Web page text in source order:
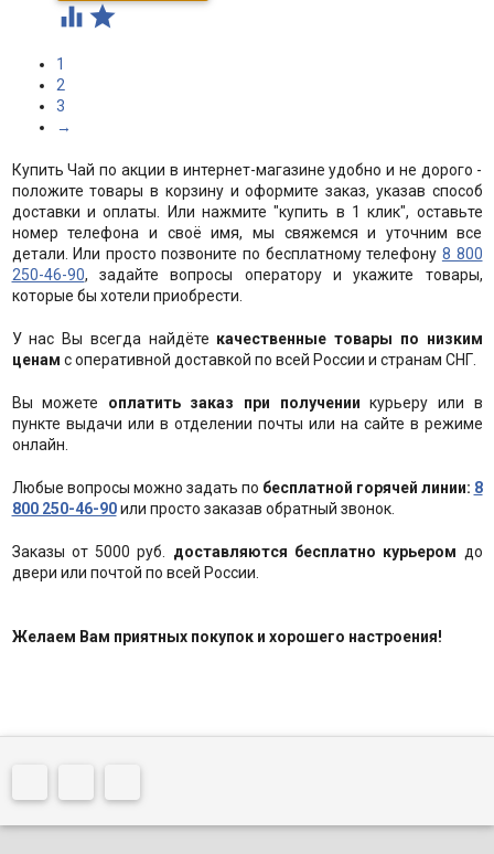
 
1
2
3
→
Купить Чай по акции в интернет-магазине удобно и не дорого -
положите товары в корзину и оформите заказ, указав способ
доставки и оплаты. Или нажмите "купить в 1 клик", оставьте
номер телефона и своё имя, мы свяжемся и уточним все
детали. Или просто позвоните по бесплатному телефону 8 800
250-46-90, задайте вопросы оператору и укажите товары,
которые бы хотели приобрести.
У нас Вы всегда найдёте качественные товары по низким
ценам с оперативной доставкой по всей России и странам СНГ.
Вы можете оплатить заказ при получении курьеру или в
пункте выдачи или в отделении почты или на сайте в режиме
онлайн.
Любые вопросы можно задать по бесплатной горячей линии: 8
800 250-46-90или просто заказав обратный звонок.
Заказы от 5000 руб. доставляются бесплатно курьером до
двери или почтой по всей России.
Желаем Вам приятных покупок и хорошего настроения!